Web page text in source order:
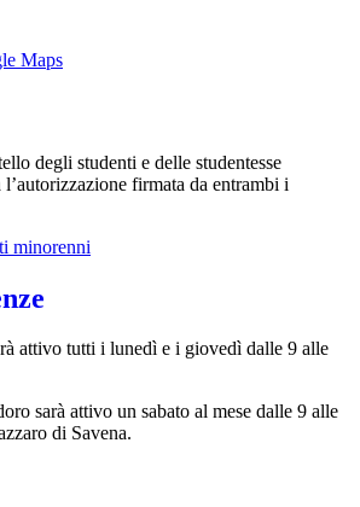
Maps
degli studenti e delle studentesse
l’autorizzazione firmata da entrambi i
minorenni
attivo tutti i lunedì e i giovedì dalle 9 alle
sarà attivo un sabato al mese dalle 9 alle
di Savena.